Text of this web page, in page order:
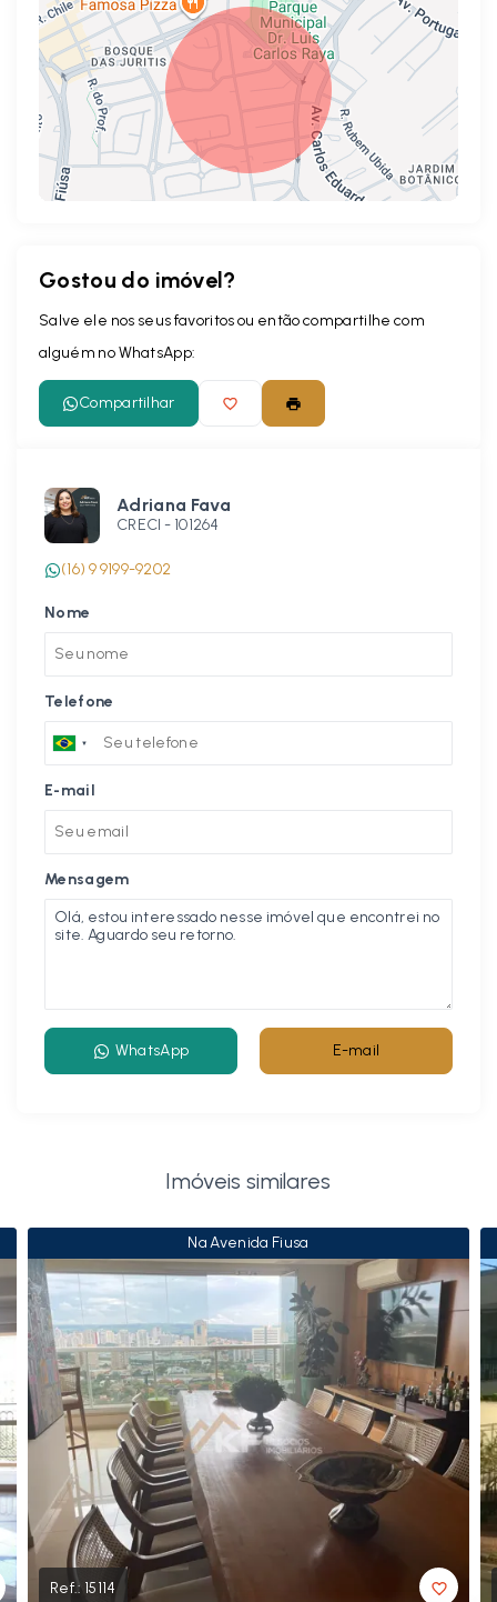
Gostou do imóvel?
Salve ele nos seus favoritos ou então compartilhe com
alguém no WhatsApp:
Compartilhar
Adriana Fava
CRECI - 101264
(16) 9 9199-9202
Nome
Telefone
E-mail
Mensagem
WhatsApp E-mail
Imóveis similares
Na Avenida Fiusa
Ref.: 15114